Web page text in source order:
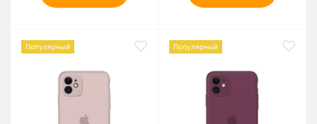
Популярный Популярный